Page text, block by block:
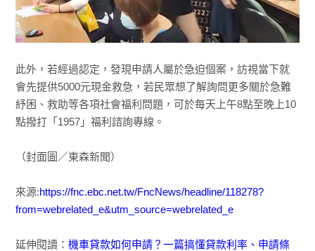
此外，若經過認定，發現申請人屬於急迫個案，訪視當下就
會先提供5000元現金救急，若民眾想了解詢問更多關於急難
紓困、救助等各項社會福利問題，可於每天上午8點至晚上10
點撥打「1957」福利諮詢專線。
（封面圖／東森新聞）
來源:https://fnc.ebc.net.tw/FncNews/headline/118278?
from=webrelated_e&utm_source=webrelated_e
延伸閱讀：機車貸款如何申請？一篇搞懂貸款利率、申請條